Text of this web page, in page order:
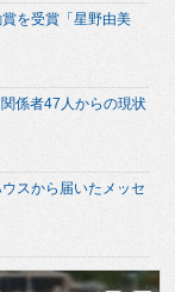
を受賞「星野由美
係者47人からの現状
スから届いたメッセ